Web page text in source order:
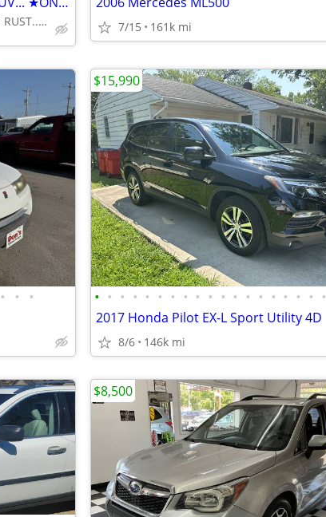
★ LOW MILES... ★ ZERO RUST... ★ DEPENDABLE & AFFORDABLE 7/15 161k mi
• • • • • • • • • • • • • • • • • • • • • •
2017 Honda Pilot EX-L Sport Utility 4D
8/6 146k mi
$15,990
$8,500